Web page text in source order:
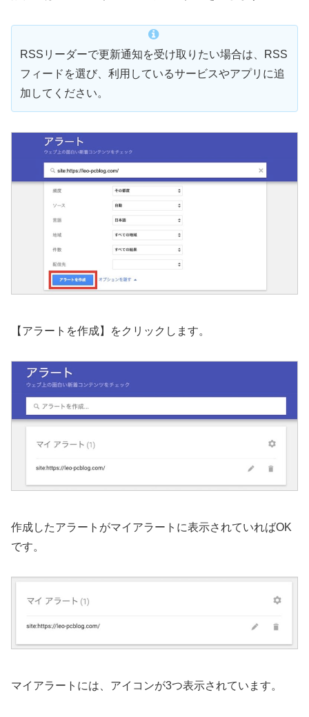
RSSリーダーで更新通知を受け取りたい場合は、RSS
フィードを選び、利用しているサービスやアプリに追
加してください。
【アラートを作成】をクリックします。
作成したアラートがマイアラートに表示されていればOK
です。
マイアラートには、アイコンが3つ表示されています。